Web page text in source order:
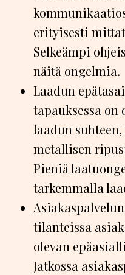
erityisesti
Selkeämpi
näitä ongelmia.
Laadun
tapauksessa on
laadun
metallisen
Pieniä
tarkemmalla
tilanteissa
olevan
Jatkossa